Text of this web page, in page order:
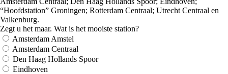
“Hoofdstation” Groningen; Rotterdam Centraal; Utrecht Centraal en
Valkenburg.
Zegt u het maar. Wat is het mooiste station?
Amsterdam Amstel
Amsterdam Centraal
Den Haag Hollands Spoor
Eindhoven